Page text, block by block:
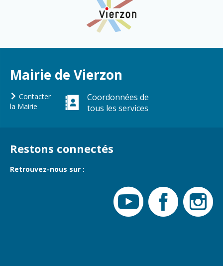
Mairie de Vierzon
Contacter
la Mairie
Coordonnées de
tous les services
Restons connectés
Retrouvez-nous sur :